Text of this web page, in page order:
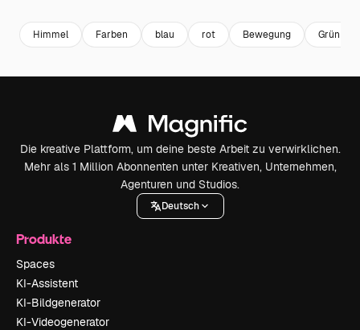
Himmel Farben blau rot Bewegung Grün
Die kreative Plattform, um deine beste Arbeit zu verwirklichen.
Mehr als 1 Million Abonnenten unter Kreativen, Unternehmen,
Agenturen und Studios.
Deutsch
Produkte
Spaces
KI-Assistent
KI-Bildgenerator
KI-Videogenerator